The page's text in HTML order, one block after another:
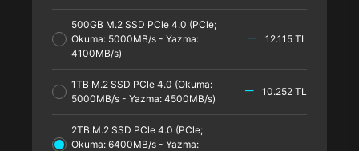
500GB M.2 SSD PCle 4.0 (PCle;
Okuma: 5000MB/s - Yazma:
4100MB/s)
12.115 TL
1TB M.2 SSD PCle 4.0 (Okuma:
5000MB/s - Yazma: 4500MB/s)
10.252 TL
2TB M.2 SSD PCle 4.0 (PCle;
Okuma: 6400MB/s - Yazma: